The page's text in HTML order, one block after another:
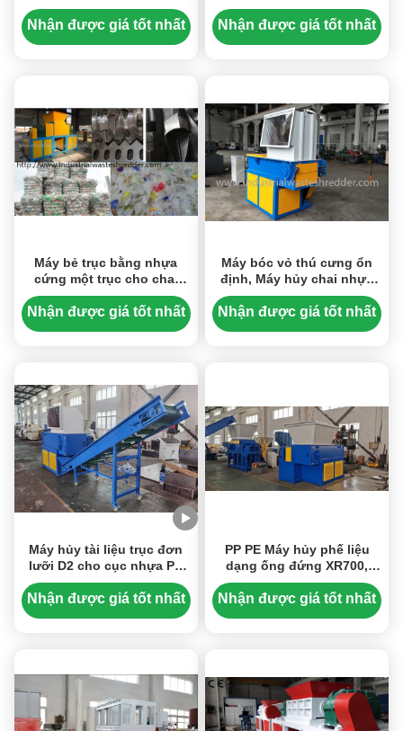
nhựa HDPE Tốc độ mượt
Nhận được giá tốt nhất
thống cấp liệu thủy lực
Nhận được giá tốt nhất
Máy bẻ trục bằng nhựa
cứng một trục cho chai
PET Bale
Nhận được giá tốt nhất
Máy bóc vỏ thú cưng ổn
định, Máy hủy chai nhựa
trục đơn Hoạt động an
toàn
Nhận được giá tốt nhất
Máy hủy tài liệu trục đơn
lưỡi D2 cho cục nhựa PP
PE PVC PS Động cơ 22KW
Nhận được giá tốt nhất
PP PE Máy hủy phế liệu
dạng ống đứng XR700,
trục quay 37KW đường
kính 280-400mm, chiều dài
Nhận được giá tốt nhất